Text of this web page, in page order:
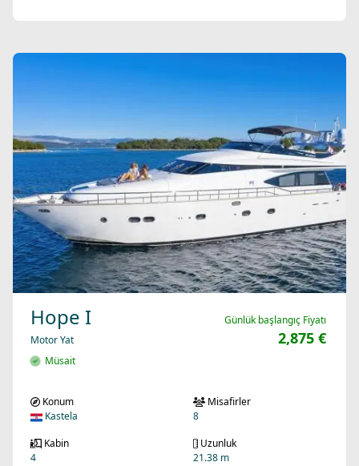
Hope I
Motor Yat
Müsait
Günlük başlangıç Fiyatı
2,875 €
Konum
Kastela
Misafirler
8
Kabin
4
Uzunluk
21.38 m